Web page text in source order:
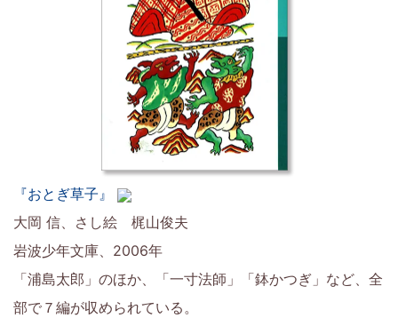
『おとぎ草子』
大岡 信、さし絵 梶山俊夫
岩波少年文庫、2006年
「浦島太郎」のほか、「一寸法師」「鉢かつぎ」など、全
部で７編が収められている。